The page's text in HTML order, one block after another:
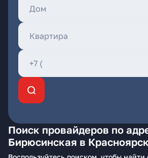
Поиск провайдеров по
Бирюсинская в